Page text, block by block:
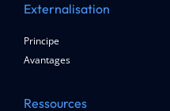
Externalisation
Principe
Avantages
Ressources